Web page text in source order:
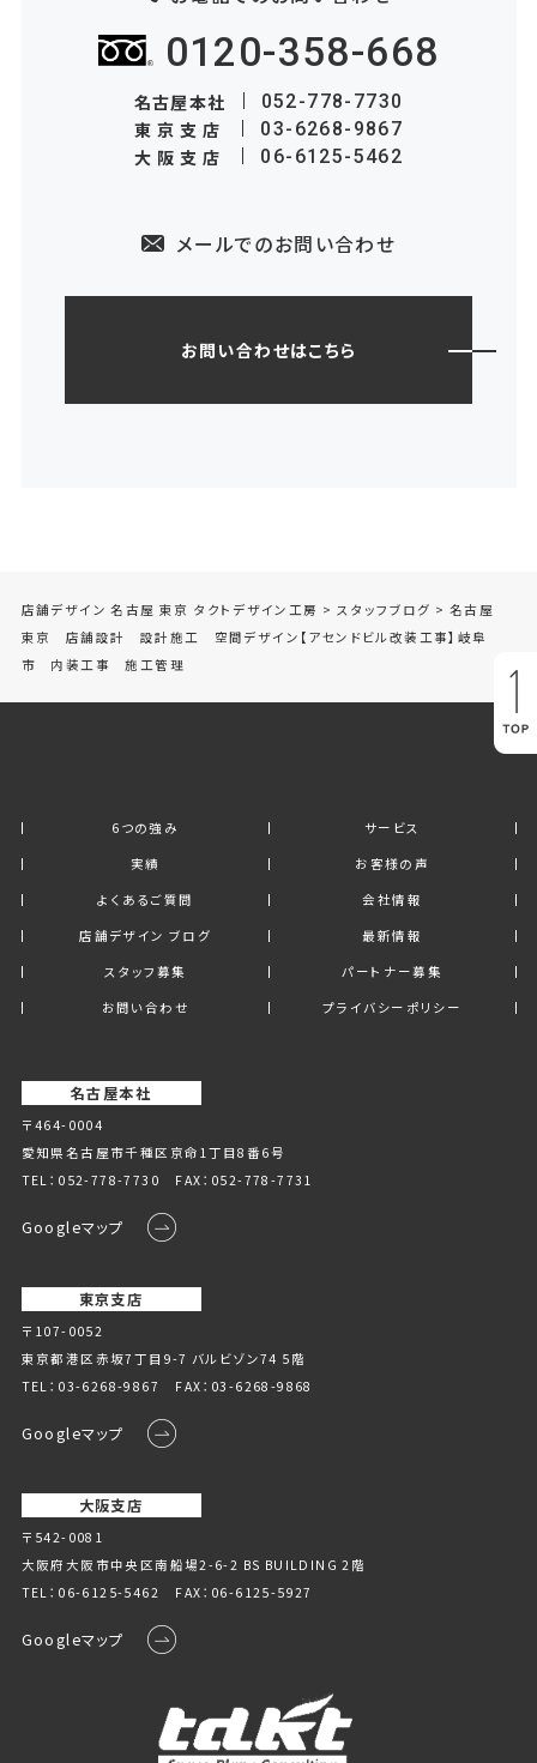
0120-358-668
名古屋本社 052-778-7730
東京支店 03-6268-9867
大阪支店 06-6125-5462
メールでのお問い合わせ
お問い合わせはこちら
店舗デザイン 名古屋 東京 タクトデザイン工房 > スタッフブログ > 名古屋
東京 店舗設計 設計施工 空間デザイン【アセンドビル改装工事】岐阜
市 内装工事 施工管理
6つの強み
サービス
実績
お客様の声
よくあるご質問
会社情報
店舗デザイン ブログ
最新情報
スタッフ募集
パートナー募集
お問い合わせ
プライバシーポリシー
名古屋本社
〒464-0004
愛知県名古屋市千種区京命1丁⽬8番6号
TEL： 052-778-7730 FAX：052-778-7731
Googleマップ
東京支店
〒107-0052
東京都港区赤坂7丁目9-7 バルビゾン74 5階
TEL： 03-6268-9867 FAX：03-6268-9868
Googleマップ
大阪支店
〒542-0081
大阪府大阪市中央区南船場2-6-2 BS BUILDING 2階
TEL： 06-6125-5462 FAX：06-6125-5927
Googleマップ